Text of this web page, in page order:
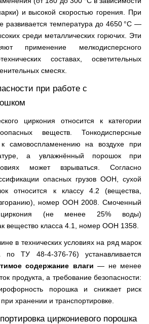
и высокой скоростью горения. При
развивается температура до 4650 °C —
среди металлических горючих. Эти
применение мелкодисперсного
составах, осветительных
смесях.
при работе с
циркония относится к категории
веществ. Тонкодисперсные
самовоспламенению на воздухе при
а увлажнённый порошок при
может взрываться. Согласно
опасных грузов ООН, сухой
относится к классу 4.2 (вещества,
номер ООН 2008. Смоченный
(не менее 25% воды)
вещество класса 4.1, номер ООН 1358.
в технических условиях на ряд марок
ТУ 48-4-376-76) устанавливается
содержание влаги — не менее
продукта, а требование безопасности:
порошка и снижает риск
хранении и транспортировке.
циркониевого порошка